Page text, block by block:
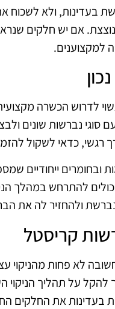
בעדינות, ולא לשכוח
אם יש חלקים
למקצוענים.
לדרוש הכשרה
סוגי נברשות שונים
כדאי לשקול
ייחודיים
להתרחש במהלך
ולהחזיר לה את
קריסטל
לא פחות מהניקוי
להקל על תהליך
בעדינות את החלקים